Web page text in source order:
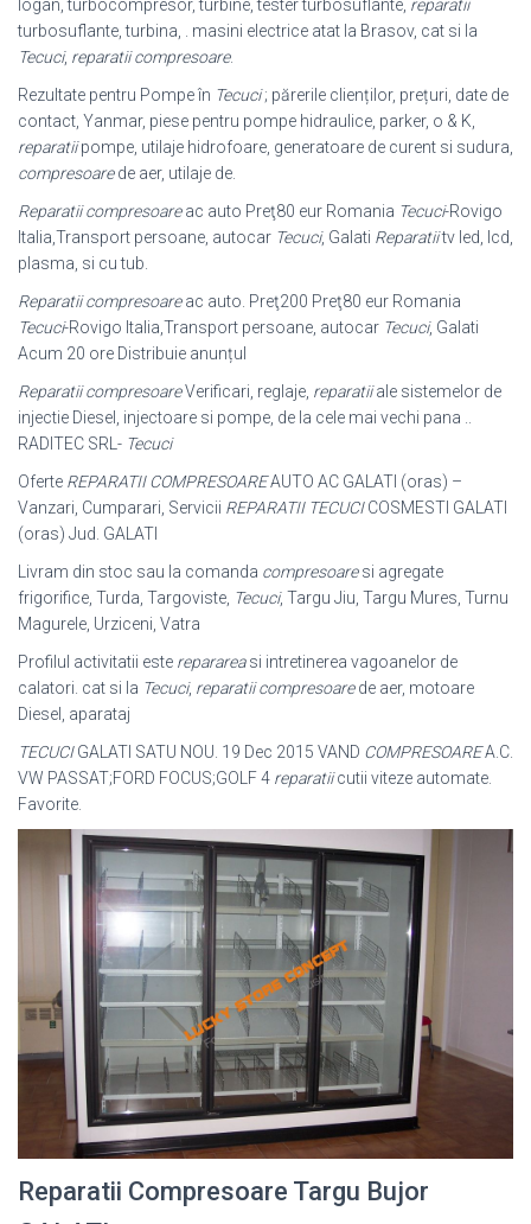
logan, turbocompresor, turbine, tester turbosuflante, reparatii
turbosuflante, turbina, . masini electrice atat la Brasov, cat si la
Tecuci, reparatii compresoare.
Rezultate pentru Pompe în Tecuci; părerile clienților, prețuri, date de
contact, Yanmar, piese pentru pompe hidraulice, parker, o & K,
reparatiipompe, utilaje hidrofoare, generatoare de curent si sudura,
compresoarede aer, utilaje de.
Reparatii compresoareac auto Preţ80 eur Romania Tecuci-Rovigo
Italia, Transport persoane, autocar Tecuci, Galati Reparatiitv led, lcd,
plasma, si cu tub.
Reparatii compresoareac auto. Preţ200 Preţ80 eur Romania
Tecuci-Rovigo Italia,Transport persoane, autocar Tecuci, Galati
Acum 20 ore Distribuie anunțul
Reparatii compresoareVerificari, reglaje, reparatiiale sistemelor de
injectie Diesel, injectoare si pompe, de la cele mai vechi pana ..
RADITEC SRL- Tecuci
Oferte REPARATII COMPRESOAREAUTO AC GALATI (oras) –
Vanzari, Cumparari, Servicii REPARATII TECUCICOSMESTI GALATI
(oras) Jud. GALATI
Livram din stoc sau la comanda compresoaresi agregate
frigorifice, Turda, Targoviste, Tecuci, Targu Jiu, Targu Mures, Turnu
Magurele, Urziceni, Vatra
Profilul activitatii este reparareasi intretinerea vagoanelor de
calatori. cat si la Tecuci, reparatii compresoarede aer, motoare
Diesel, aparataj
TECUCIGALATI SATU NOU. 19 Dec 2015 VAND COMPRESOAREA.C.
VW PASSAT;FORD FOCUS;GOLF 4 reparatiicutii viteze automate.
Favorite.
Reparatii Compresoare Targu Bujor